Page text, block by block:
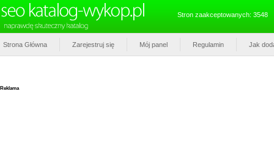
Stron zaakceptowanych: 3548
Strona Główna Zarejestruj się Mój panel Regulamin Jak
Reklama